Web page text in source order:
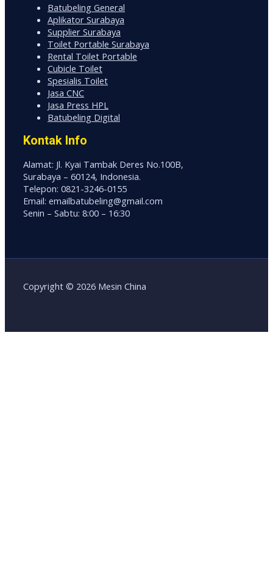
Batubeling General
Aplikator Surabaya
Supplier Surabaya
Toilet Portable Surabaya
Rental Toilet Portable
Cubicle Toilet
Spesialis Toilet
Jasa CNC
Jasa Press HPL
Batubeling Digital
Kontak Info
Alamat: Jl. Kyai Tambak Deres No.100B,
Surabaya – 60124, Indonesia.
Telepon: 0821-3246-0155
Email: emailbatubeling@gmail.com
Senin – Sabtu: 8:00 – 16:30
Copyright © 2026 Mesin China